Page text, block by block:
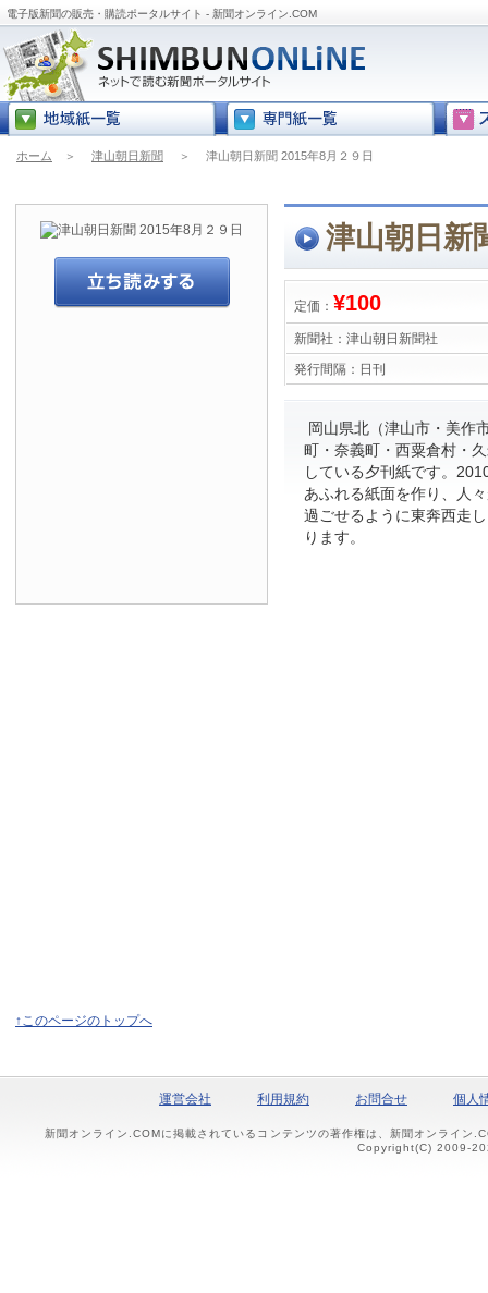
電子版新聞の販売・購読ポータルサイト - 新聞オンライン.COM
ホーム ＞ 津山朝日新聞 ＞ 津山朝日新聞 2015年8月２９日
津山朝日新
定価： ¥100
新聞社： 津山朝日新聞社
発行間隔： 日刊
岡山県北（津山市・美作
町・奈義町・西粟倉村・
している夕刊紙です。
あふれる紙面を作り、人
過ごせるように東奔西走
ります。
↑このページのトップへ
運営会社 利用規約 お問合せ 個人
新聞オンライン.COMに掲載されているコンテンツの著作権は、新聞オンライン
Copyright(C) 2009-